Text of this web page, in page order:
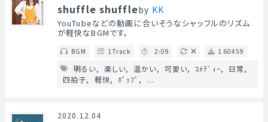
shuffle shuffleby KK
YouTubeなどの動画に合いそうなシャッフルのリズム
が軽快なBGMです。
BGM 1Track 2:09 160459
明るい 楽しい 温かい 可愛い ｺﾒﾃﾞｨｰ
日常
四拍子
軽快 ﾎﾟｯﾌﾟ ...
2020.12.04